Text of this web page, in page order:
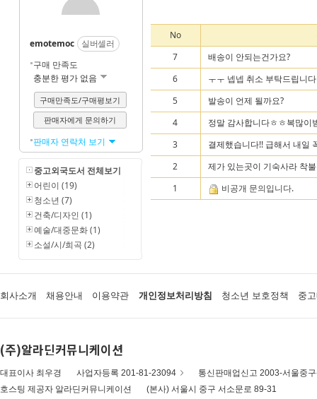
emotemoc
실버셀러
구매 만족도
충분한 평가 없음
구매만족도/구매평보기
판매자에게 문의하기
판매자 연락처 보기
중고외국도서 전체보기
어린이 (19)
청소년 (7)
건축/디자인 (1)
예술/대중문화 (1)
소설/시/희곡 (2)
No
7
배송이 안되는건가요?
6
ㅜㅜ 넵넵 취소 부탁드립니다
5
발송이 언제 될까요?
4
정말 감사합니다ㅎㅎ복많이
3
결제했습니다!! 급해서 내일
2
제가 있는곳이 기숙사라 착
1
비공개 문의입니다.
회사소개 채용안내 이용약관 개인정보처리방침 청소년 보호정책 중
(주)알라딘커뮤니케이션
대표이사 최우경 사업자등록 201-81-23094
통신판매업신고 2003-서울중
호스팅 제공자 알라딘커뮤니케이션
(본사) 서울시 중구 서소문로 89-31